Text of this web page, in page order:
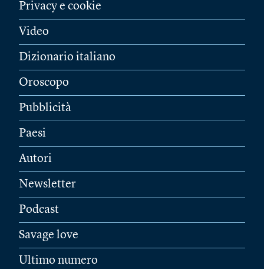
Privacy e cookie
Video
Dizionario italiano
Oroscopo
Pubblicità
Paesi
Autori
Newsletter
Podcast
Savage love
Ultimo numero